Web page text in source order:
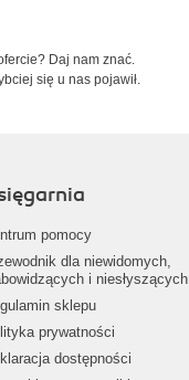
Daj nam znać.
się u nas pojawił.
pomocy
dla niewidomych,
i niesłyszących
sklepu
prywatności
dostępności